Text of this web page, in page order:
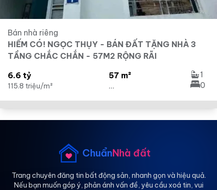
Bán nhà riêng
HIẾM CÓ! NGỌC THỤY - BÁN ĐẤT TẶNG NHÀ 3
TẦNG CHẮC CHẮN - 57M2 RỘNG RÃI
6.6 tỷ
115.8 triệu/m²
57 m²
...
1
0
ChuẩnNhà đất
Trang chuyên đăng tin bất động sản, nhanh gọn và hiệu quả.
Nếu bạn muốn góp ý, phản ánh vấn đề, yêu cầu xoá tin, vui